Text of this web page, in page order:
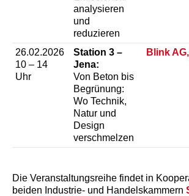
analysieren
und
reduzieren
26.02.2026
10 – 14
Uhr
Station 3 –
Jena:
Von Beton bis
Begrünung:
Wo Technik,
Natur und
Design
verschmelzen
Blink
Die Veranstaltungsreihe findet in
beiden Industrie- und Handelskammern